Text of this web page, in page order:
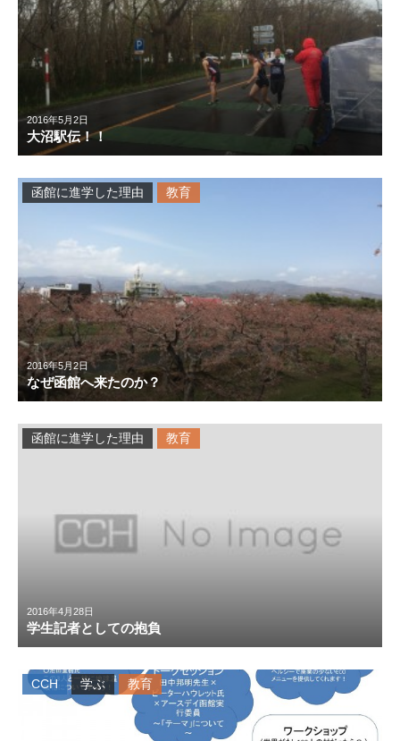
2016年5月2日
大沼駅伝！！
2016年5月2日
なぜ函館へ来たのか？
函館に進学した理由 教育
2016年4月28日
学生記者としての抱負
函館に進学した理由 教育
CCH 学ぶ 教育